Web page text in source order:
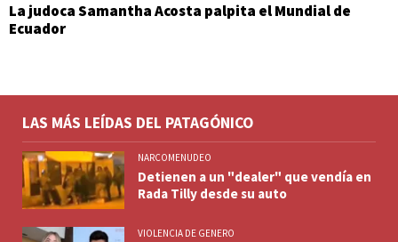
La judoca Samantha Acosta palpita el Mundial de
Ecuador
LAS MÁS LEÍDAS DEL PATAGÓNICO
NARCOMENUDEO
Detienen a un "dealer" que vendía en
Rada Tilly desde su auto
VIOLENCIA DE GENERO